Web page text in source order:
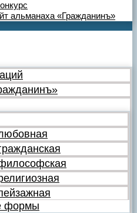
альманаха «Гражданинъ»
формы